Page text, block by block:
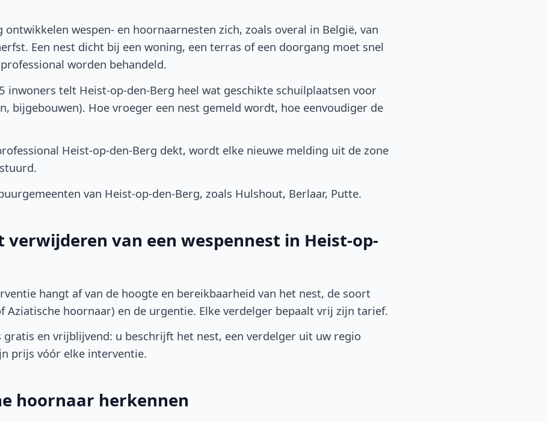
ontwikkelen wespen- en hoornaarnesten zich, zoals overal in België, van
Een nest dicht bij een woning, een terras of een doorgang moet snel
worden behandeld.
inwoners telt Heist-op-den-Berg heel wat geschikte schuilplaatsen voor
bijgebouwen). Hoe vroeger een nest gemeld wordt, hoe eenvoudiger de
Heist-op-den-Berg dekt, wordt elke nieuwe melding uit de zone
van Heist-op-den-Berg, zoals Hulshout, Berlaar, Putte.
verwijderen van een wespennest in Heist-op-
hangt af van de hoogte en bereikbaarheid van het nest, de soort
Aziatische hoornaar) en de urgentie. Elke verdelger bepaalt vrij zijn tarief.
gratis en vrijblijvend: u beschrijft het nest, een verdelger uit uw regio
prijs vóór elke interventie.
hoornaar herkennen